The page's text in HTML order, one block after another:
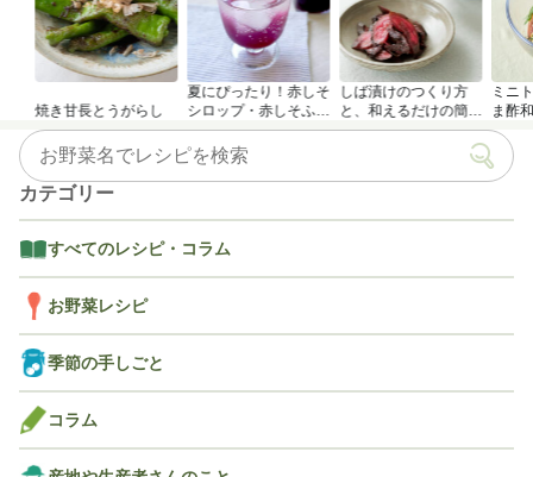
焼き甘長とうがらし
夏にぴったり！赤しそ
シロップ・赤しそふり
かけのつくり方
しば漬けのつくり方
と、和えるだけの簡単
アレンジレシピ
ミニ
ま酢
カテゴリー
すべてのレシピ・コラム
お野菜レシピ
季節の手しごと
コラム